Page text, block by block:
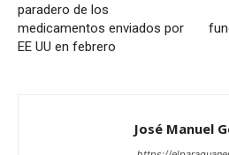
paradero de los
medicamentos enviados por
EE UU en febrero
José Manuel